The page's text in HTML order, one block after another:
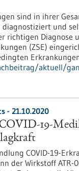
sind in ihrer
und
richtigen Diagnose
(ZSE)
aktuell/
- 21.10.2020
19-
COVID-19-
der Wirkstoff